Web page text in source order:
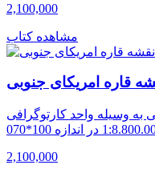
2,100,000
مشاهده کتاب
قاره امریکای جنوبی
وسیله واحد کارتوگرافی
2,100,000